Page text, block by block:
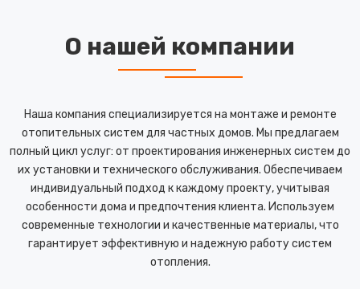
О нашей компании
Наша компания специализируется на монтаже и ремонте
отопительных систем для частных домов. Мы предлагаем
полный цикл услуг: от проектирования инженерных систем до
их установки и технического обслуживания. Обеспечиваем
индивидуальный подход к каждому проекту, учитывая
особенности дома и предпочтения клиента. Используем
современные технологии и качественные материалы, что
гарантирует эффективную и надежную работу систем
отопления.